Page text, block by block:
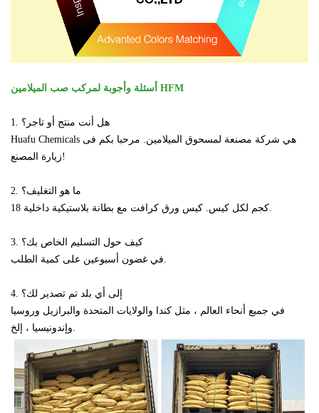
أسئلة وأجوبة لمركب صب الميلامين HFM
1. هل أنت منتج أو تاجر؟
Huafu Chemicals هي شركة مصنعة لمسحوق الميلامين. مرحبا بكم فى
زيارة المصنع!
2. ما هو التغليف؟
18 كجم لكل كيس. كيس ورق كرافت معبطانة بلاستيكية داخلية.
3. كيف حول التسليم الخاص بك؟
في غضون أسبوعين على كمية الطلب.
4. إلى أي بلد تم تصدير لك؟
في جميع أنحاء العالم ، مثل كندا والولايات المتحدة والبرازيل وروسيا
وإندونيسيا ، إلخ.